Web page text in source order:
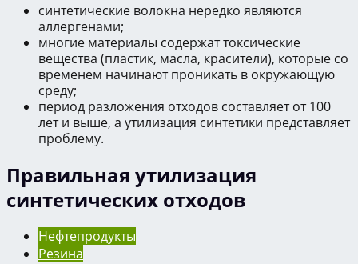
синтетические волокна нередко являются
аллергенами;
многие материалы содержат токсические
вещества (пластик, масла, красители), которые со
временем начинают проникать в окружающую
среду;
период разложения отходов составляет от 100
лет и выше, а утилизация синтетики представляет
проблему.
Правильная утилизация
синтетических отходов
Нефтепродукты
Резина